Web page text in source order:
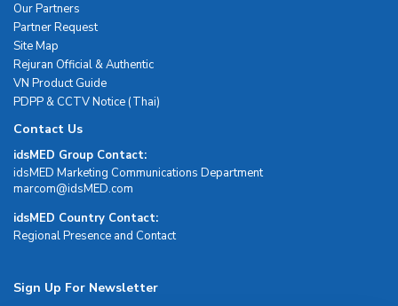
Our Partners
Partner Request
Site Map
Rejuran Official & Authentic
VN Product Guide
PDPP & CCTV Notice (Thai)
Contact Us
idsMED Group Contact:
idsMED Marketing Communications Department
moc.DEMsdi@mocram
idsMED Country Contact:
Regional Presence and Contact
Sign Up For Newsletter